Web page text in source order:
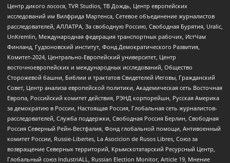
Центр дикого лосося, TVR Studios, ТВ Дождь, Центр европейских
исследований им Вилфрида Мартенса, Сетевое объединение журналистов
расследователей, АЛЛАТРА, За свободную Россию, Свободная Бурятия, Uralic,
UnKremlin, Международная федерация транспортных рабочих, ИстЧам
Финланд, Гудзоновский институт, Фонд Демократического Развития,
Комитет-2024, Центрально-Европейский университет, Центр
восточноевропейских и международных исследований, Общество
Сторожевой башни, Библии и трактатов Свидетелей Иеговы, Гражданский
Совет, Центр анализа европейской политики, Академическая сеть Восточная
Европа, Российский комитет действия, РЭНД корпорейшн, Русская Америка
за демократию в России, Настоящая Россия, Глобальная сеть журналистов-
расследователей, Служба поддержки, Свободная Россия Берлин, Свободная
Россия Северный Рейн-Вестфалия, Фонд глобальной помощи, Антивоенный
комитет России, Russie-Libertes, La Asocicion de Rusos Libres, Союз за
возвращение Северных территорий, Крымскотатарский Ресурсный Центр,
Глобальный союз IndustriALL, Russian Election Monitor, Article 19, Мнение